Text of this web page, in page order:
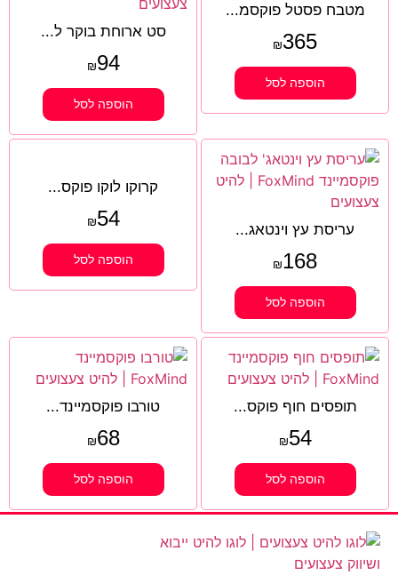
מטבח פסטל פוקסמ...
₪365
הוספה לסל
סט ארוחת בוקר ל...
₪94
הוספה לסל
עריסת עץ וינטאג...
₪168
הוספה לסל
קרוקו לוקו פוקס...
₪54
הוספה לסל
תופסים חוף פוקס...
₪54
הוספה לסל
טורבו פוקסמיינד...
₪68
הוספה לסל